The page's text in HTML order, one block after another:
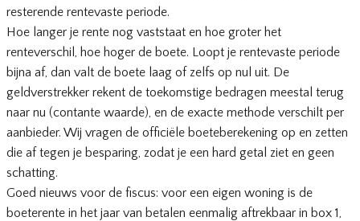
resterende rentevaste periode.
Hoe langer je rente nog vaststaat en hoe groter het
renteverschil, hoe hoger de boete. Loopt je rentevaste periode
bijna af, dan valt de boete laag of zelfs op nul uit. De
geldverstrekker rekent de toekomstige bedragen meestal terug
naar nu (contante waarde), en de exacte methode verschilt per
aanbieder. Wij vragen de officiële boeteberekening op en zetten
die af tegen je besparing, zodat je een hard getal ziet en geen
schatting.
Goed nieuws voor de fiscus: voor een eigen woning is de
boeterente in het jaar van betalen eenmalig aftrekbaar in box 1,